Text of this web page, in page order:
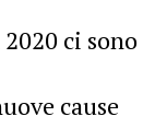
ci sono
cause